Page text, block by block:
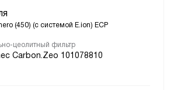
(450) (с системой E.ion) ECP
цеолитный фильтр
Carbon.Zeo 101078810